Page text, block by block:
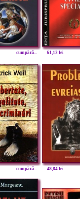
cumpără... 61,12 lei
cumpără... 48,84 lei